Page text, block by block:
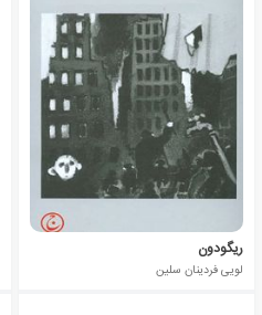
ریگودون
لویی فردینان سلین